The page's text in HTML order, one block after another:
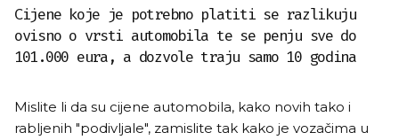
Cijene koje je potrebno platiti se razlikuju
ovisno o vrsti automobila te se penju sve do
101.000 eura, a dozvole traju samo 10 godina
Mislite li da su cijene automobila, kako novih tako i
rabljenih "podivljale", zamislite tak kako je vozačima u